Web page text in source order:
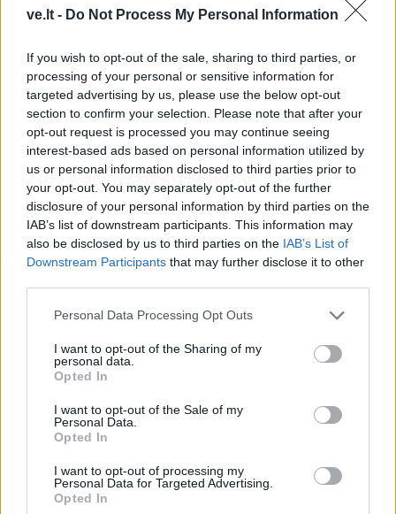
ve.lt - Do Not Process My Personal Information
If you wish to opt-out of the sale, sharing to third parties, or
processing of your personal or sensitive information for
targeted advertising by us, please use the below opt-out
section to confirm your selection. Please note that after your
opt-out request is processed you may continue seeing
interest-based ads based on personal information utilized by
us or personal information disclosed to third parties prior to
your opt-out. You may separately opt-out of the further
disclosure of your personal information by third parties on the
IAB’s list of downstream participants. This information may
also be disclosed by us to third parties on the IAB’s List of
Downstream Participants that may further disclose it to other
Personal Data Processing Opt Outs
I want to opt-out of the Sharing of my
personal data.
Opted In
I want to opt-out of the Sale of my
Personal Data.
Opted In
I want to opt-out of processing my
Personal Data for Targeted Advertising.
Opted In
Lietuva
Užulėnyje – Smetoninių
šventė: istorikai kels
neatsakytus prezidento
epochos klausimus(1)
Klaipėda
Kelininkai gali
patriukšmauti naktį:
remontuojama svarbi
eismo arterija (3)
Klaipėdos pulsas
Klaipėdoje - prancūzų
laivas, kuriame galima
išgirsti banginių ir delfinų
skleidžiamus garsus
Klaipėdos pulsas
Nusitrynęs ženklinimas
atnaujins tik baigus
prospekto rekonstrukciją